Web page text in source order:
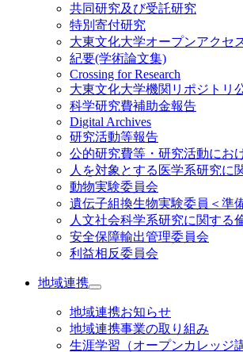
共同研究及び受託研究
特別寄付研究
大東文化大学オープンアクセ
紀要(学術論文集)
Crossing for Research
大東文化大学機関リポジトリ
科学研究費補助金報告
Digital Archives
研究活動等報告
公的研究費等・研究活動にお
人を対象とする医学系研究に
動物実験委員会
遺伝子組換生物実験委員＜準
人文社会科学系研究に関する
安全保障輸出管理委員会
利益相反委員会
地域連携
地域連携お知らせ
地域連携事業の取り組み
生涯学習（オープンカレッジ